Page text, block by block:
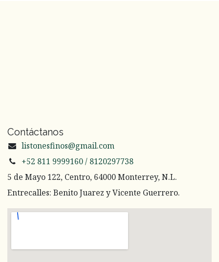
Contáctanos
listonesfinos@gmail.com
+52 811 9999160 / 8120297738
5 de Mayo 122, Centro, 64000 Monterrey, N.L.
Entrecalles: Benito Juarez y Vicente Guerrero.